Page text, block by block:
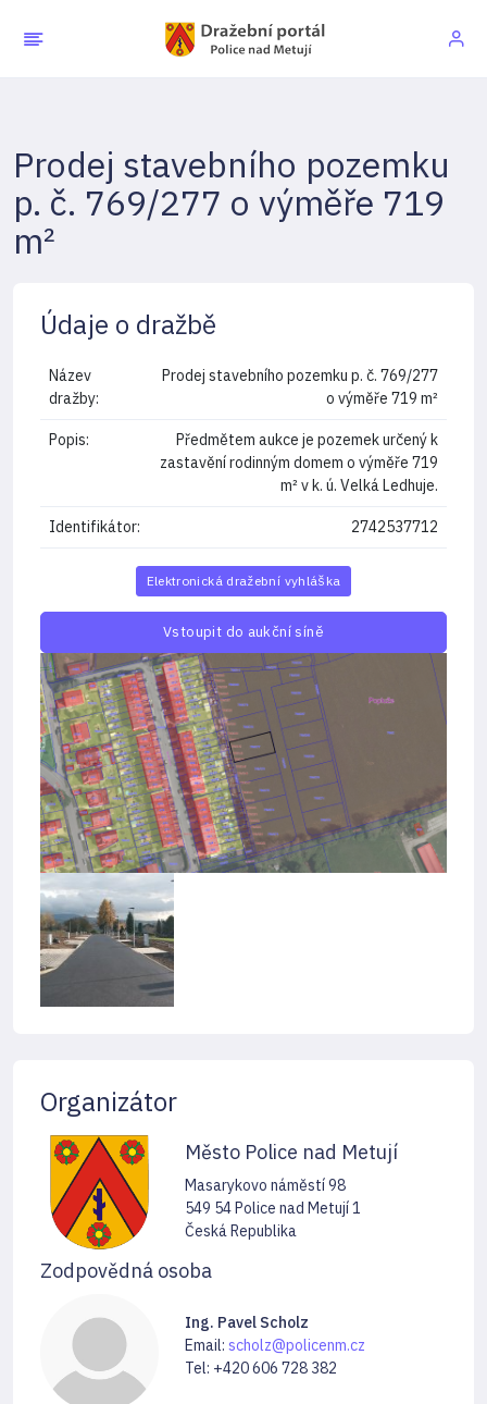
Prodej stavebního pozemku
p. č. 769/277 o výměře 719
m²
Údaje o dražbě
Název
dražby:
Prodej stavebního pozemku p. č. 769/277
o výměře 719 m²
Popis:
Předmětem aukce je pozemek určený k
zastavění rodinným domem o výměře 719
m² v k. ú. Velká Ledhuje.
Identifikátor: 2742537712
Elektronická dražební vyhláška
Vstoupit do aukční síně
Organizátor
Město Police nad Metují
Masarykovo náměstí 98
549 54 Police nad Metují 1
Česká Republika
Zodpovědná osoba
Ing. Pavel Scholz
Email: scholz@policenm.cz
Tel: +420 606 728 382